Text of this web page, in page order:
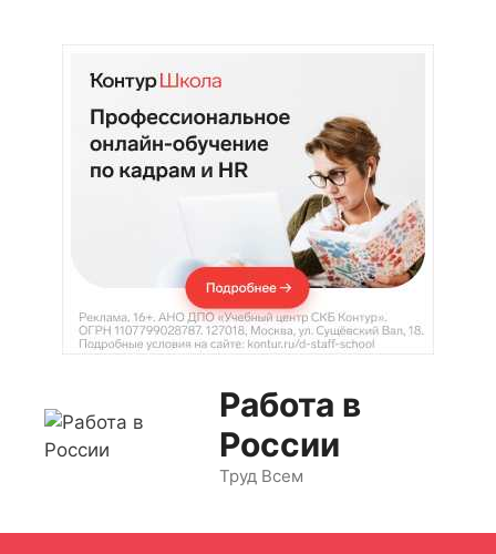
содержимому
Работа в
России
Труд Всем